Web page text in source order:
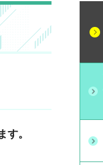
す。